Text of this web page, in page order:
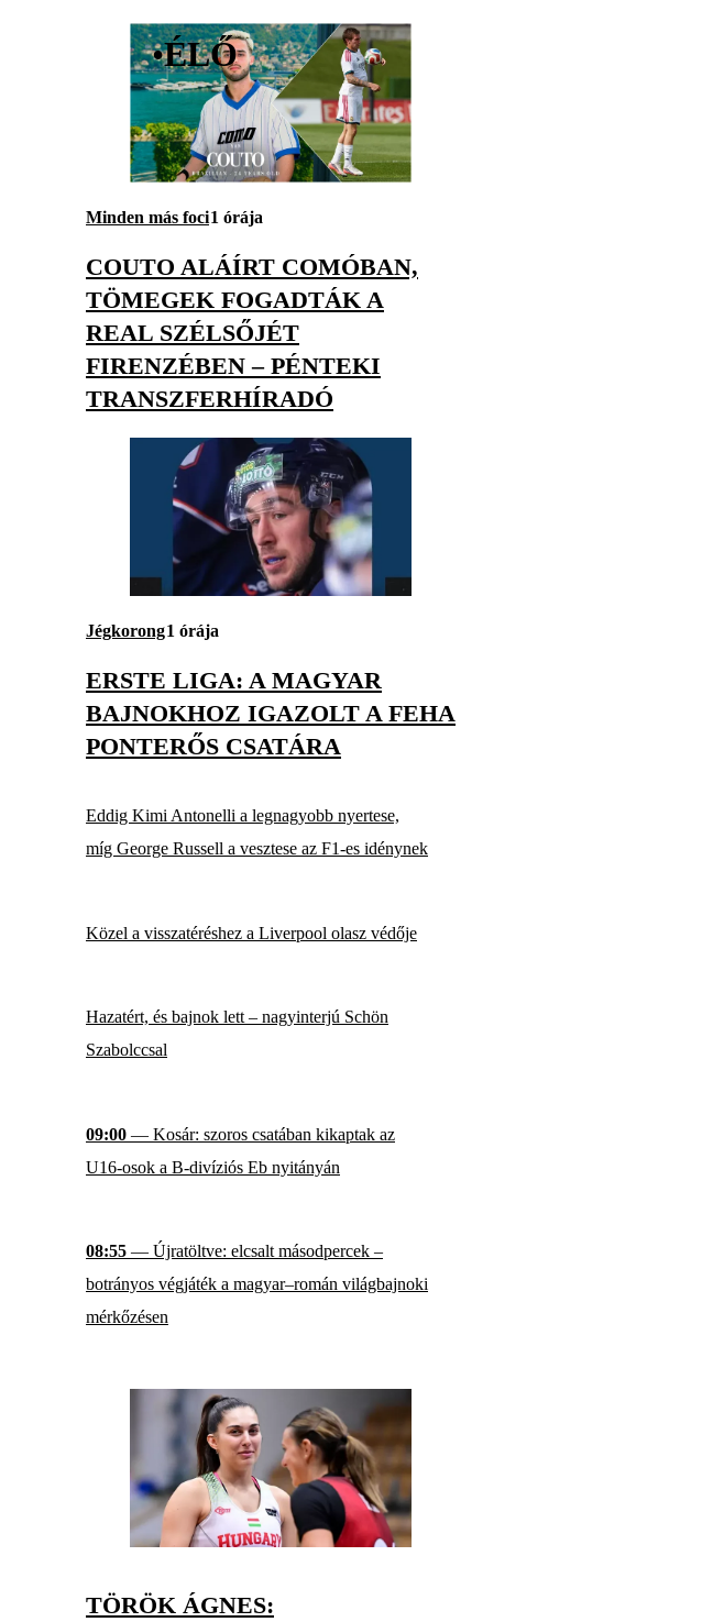
•ÉLŐ
Minden más foci1 órája
COUTO ALÁÍRT COMÓBAN,
TÖMEGEK FOGADTÁK A
REAL SZÉLSŐJÉT
FIRENZÉBEN – PÉNTEKI
TRANSZFERHÍRADÓ
Jégkorong1 órája
ERSTE LIGA: A MAGYAR
BAJNOKHOZ IGAZOLT A FEHA
PONTERŐS CSATÁRA
Eddig Kimi Antonelli a legnagyobb nyertese,
míg George Russell a vesztese az F1-es idénynek
Közel a visszatéréshez a Liverpool olasz védője
Hazatért, és bajnok lett – nagyinterjú Schön
Szabolccsal
09:00 — Kosár: szoros csatában kikaptak az
U16-osok a B-divíziós Eb nyitányán
08:55 — Újratöltve: elcsalt másodpercek –
botrányos végjáték a magyar–román világbajnoki
mérkőzésen
TÖRÖK ÁGNES: